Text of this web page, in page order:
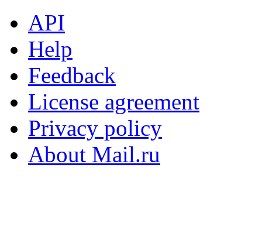
API
Help
Feedback
License agreement
Privacy policy
About Mail.ru